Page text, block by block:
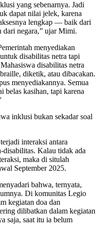
yang sebenarnya. Jadi
dapat nilai jelek, karena
lengkap — baik dari
dari negara,” ujar Mimi.
menyediakan
disabilitas netra tapi
disabilitas netra
diketik, atau dibacakan.
menyediakannya. Semua
belas kasihan, tapi karena
inklusi bukan sekadar soal
interaksi antara
disabilitas. Kalau tidak ada
maka di situlah
September 2025.
bahwa, ternyata,
Di komunitas Legio
kegiatan doa dan
dilibatkan dalam kegiatan
saja, saat itu ia belum